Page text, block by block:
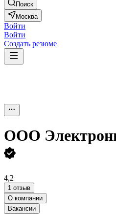
Поиск
Москва
Войти
Войти
Создать резюме
ООО
4,2
1 отзыв
О компании
Вакансии